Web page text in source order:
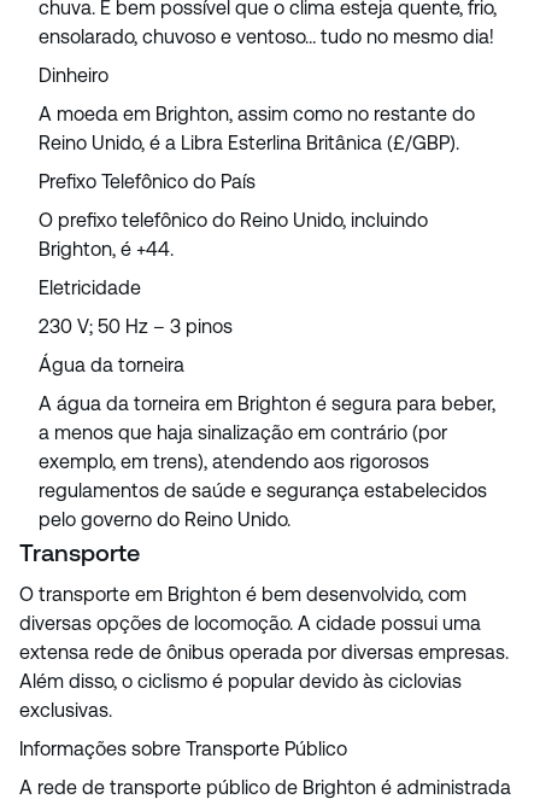
chuva. É bem possível que o clima esteja quente, frio,
ensolarado, chuvoso e ventoso… tudo no mesmo dia!
Dinheiro
A moeda em Brighton, assim como no restante do
Reino Unido, é a Libra Esterlina Britânica (£/GBP).
Prefixo Telefônico do País
O prefixo telefônico do Reino Unido, incluindo
Brighton, é +44.
Eletricidade
230 V; 50 Hz – 3 pinos
Água da torneira
A água da torneira em Brighton é segura para beber,
a menos que haja sinalização em contrário (por
exemplo, em trens), atendendo aos rigorosos
regulamentos de saúde e segurança estabelecidos
pelo governo do Reino Unido.
Transporte
O transporte em Brighton é bem desenvolvido, com
diversas opções de locomoção. A cidade possui uma
extensa rede de ônibus operada por diversas empresas.
Além disso, o ciclismo é popular devido às ciclovias
exclusivas.
Informações sobre Transporte Público
A rede de transporte público de Brighton é administrada